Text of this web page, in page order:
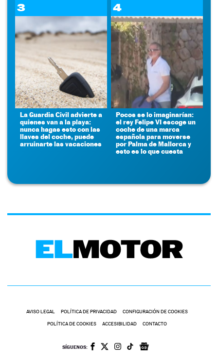
3
La Guardia Civil advierte a
quienes van a la playa:
nunca hagas esto con las
llaves del coche, puede
arruinarte las vacaciones
4
Pocos se lo imaginarían:
el rey Felipe VI escoge un
coche de una marca
española para moverse
por Palma de Mallorca y
esto es lo que cuesta
AVISO LEGAL POLÍTICA DE PRIVACIDAD CONFIGURACIÓN DE COOKIES
POLÍTICA DE COOKIES ACCESIBILIDAD CONTACTO
SÍGUENOS: